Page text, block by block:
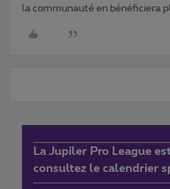
la communauté en bénéficiera
La Jupiler Pro League
consultez le calendrier